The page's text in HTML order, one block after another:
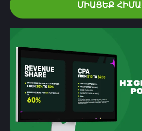
ՄԻԱՑԵՔ ՀԻՄԱ